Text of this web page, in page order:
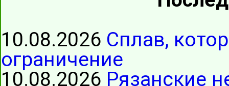
10.08.2026 Сплав,
ограничение
10.08.2026 Рязанские